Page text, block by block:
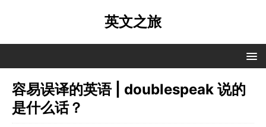
英文之旅
容易误译的英语 | doublespeak 说的
是什么话？